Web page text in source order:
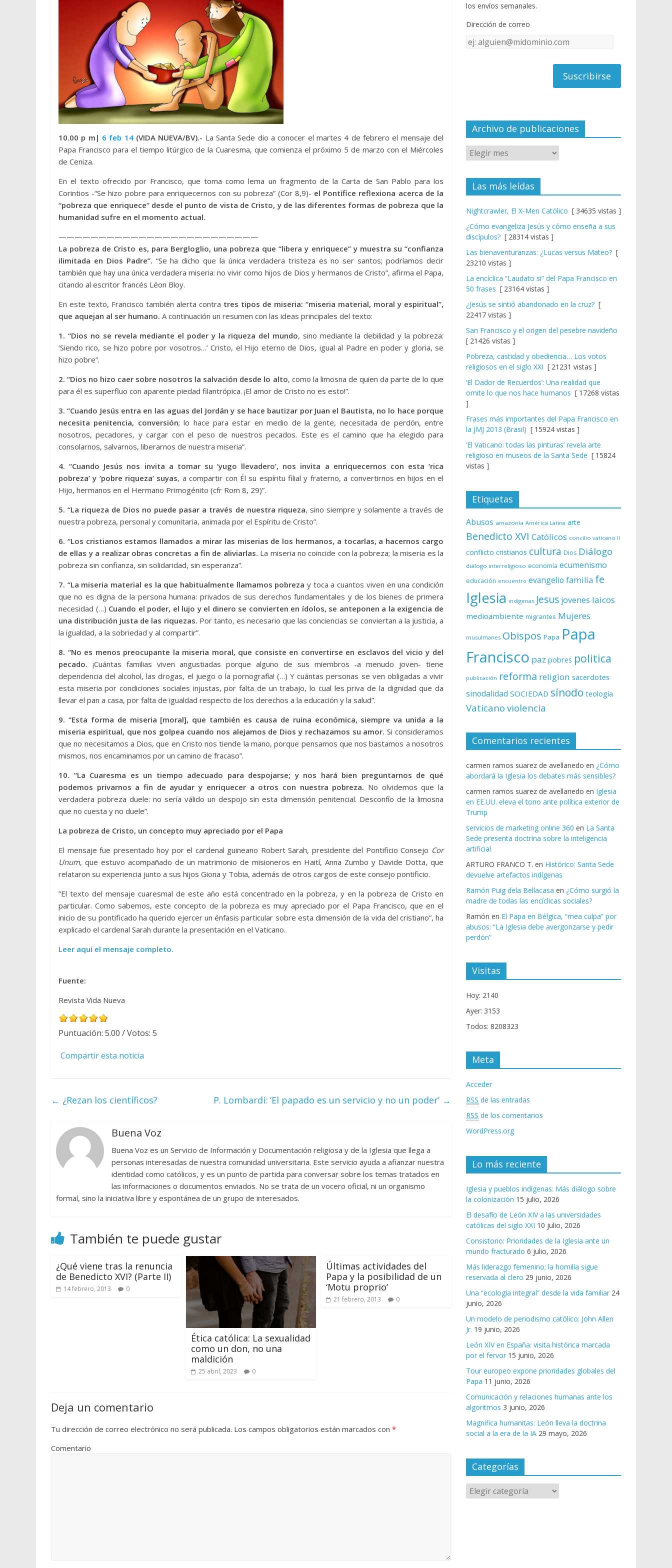
10.00 p m| 6 feb 14(VIDA NUEVA/BV).- La Santa Sede dio a conocer el martes 4 de febrero el mensaje del
Papa Francisco para el tiempo litúrgico de la Cuaresma, que comienza el próximo 5 de marzo con el Miércoles
de Ceniza.
En el texto ofrecido por Francisco, que toma como lema un fragmento de la Carta de San Pablo para los
Corintios -“Se hizo pobre para enriquecernos con su pobreza” (Cor 8,9)- el Pontífice reflexiona acerca de la
“pobreza que enriquece” desde el punto de vista de Cristo, y de las diferentes formas de pobreza que la
humanidad sufre en el momento actual.
—————————————————————————
La pobreza de Cristo es, para Bergloglio, una pobreza que “libera y enriquece” y muestra su “confianza
ilimitada en Dios Padre”. “Se ha dicho que la única verdadera tristeza es no ser santos; podríamos decir
también que hay una única verdadera miseria: no vivir como hijos de Dios y hermanos de Cristo”, afirma el Papa,
citando al escritor francés Léon Bloy.
En este texto, Francisco también alerta contra tres tipos de miseria: “miseria material, moral y espiritual”,
que aquejan al ser humano. A continuación un resumen con las ideas principales del texto:
1. “Dios no se revela mediante el poder y la riqueza del mundo, sino mediante la debilidad y la pobreza:
‘Siendo rico, se hizo pobre por vosotros…’ Cristo, el Hijo eterno de Dios, igual al Padre en poder y gloria, se
hizo pobre”.
2. “Dios no hizo caer sobre nosotros la salvación desde lo alto, como la limosna de quien da parte de lo que
para él es superfluo con aparente piedad filantrópica. ¡El amor de Cristo no es esto!”.
3. “Cuando Jesús entra en las aguas del Jordán y se hace bautizar por Juan el Bautista, no lo hace porque
necesita penitencia, conversión; lo hace para estar en medio de la gente, necesitada de perdón, entre
nosotros, pecadores, y cargar con el peso de nuestros pecados. Este es el camino que ha elegido para
consolarnos, salvarnos, liberarnos de nuestra miseria”.
4. “Cuando Jesús nos invita a tomar su ‘yugo llevadero’, nos invita a enriquecernos con esta ‘rica
pobreza’ y ‘pobre riqueza’ suyas, a compartir con Él su espíritu filial y fraterno, a convertirnos en hijos en el
Hijo, hermanos en el Hermano Primogénito (cfr Rom 8, 29)”.
5. “La riqueza de Dios no puede pasar a través de nuestra riqueza, sino siempre y solamente a través de
nuestra pobreza, personal y comunitaria, animada por el Espíritu de Cristo”.
6. “Los cristianos estamos llamados a mirar las miserias de los hermanos, a tocarlas, a hacernos cargo
de ellas y a realizar obras concretas a fin de aliviarlas. La miseria no coincide con la pobreza; la miseria es la
pobreza sin confianza, sin solidaridad, sin esperanza”.
7. “La miseria material es la que habitualmente llamamos pobreza y toca a cuantos viven en una condición
que no es digna de la persona humana: privados de sus derechos fundamentales y de los bienes de primera
necesidad (…) Cuando el poder, el lujo y el dinero se convierten en ídolos, se anteponen a la exigencia de
una distribución justa de las riquezas. Por tanto, es necesario que las conciencias se conviertan a la justicia, a
la igualdad, a la sobriedad y al compartir”.
8. “No es menos preocupante la miseria moral, que consiste en convertirse en esclavos del vicio y del
pecado. ¡Cuántas familias viven angustiadas porque alguno de sus miembros -a menudo joven- tiene
dependencia del alcohol, las drogas, el juego o la pornografía! (…) Y cuántas personas se ven obligadas a vivir
esta miseria por condiciones sociales injustas, por falta de un trabajo, lo cual les priva de la dignidad que da
llevar el pan a casa, por falta de igualdad respecto de los derechos a la educación y la salud”.
9. “Esta forma de miseria [moral], que también es causa de ruina económica, siempre va unida a la
miseria espiritual, que nos golpea cuando nos alejamos de Dios y rechazamos su amor. Si consideramos
que no necesitamos a Dios, que en Cristo nos tiende la mano, porque pensamos que nos bastamos a nosotros
mismos, nos encaminamos por un camino de fracaso”.
10. “La Cuaresma es un tiempo adecuado para despojarse; y nos hará bien preguntarnos de qué
podemos privarnos a fin de ayudar y enriquecer a otros con nuestra pobreza. No olvidemos que la
verdadera pobreza duele: no sería válido un despojo sin esta dimensión penitencial. Desconfío de la limosna
que no cuesta y no duele”.
La pobreza de Cristo, un concepto muy apreciado por el Papa
El mensaje fue presentado hoy por el cardenal guineano Robert Sarah, presidente del Pontificio Consejo Cor
Unum, que estuvo acompañado de un matrimonio de misioneros en Haití, Anna Zumbo y Davide Dotta, que
relataron su experiencia junto a sus hijos Giona y Tobia, además de otros cargos de este consejo pontificio.
“El texto del mensaje cuaresmal de este año está concentrado en la pobreza, y en la pobreza de Cristo en
particular. Como sabemos, este concepto de la pobreza es muy apreciado por el Papa Francisco, que en el
inicio de su pontificado ha querido ejercer un énfasis particular sobre esta dimensión de la vida del cristiano”, ha
explicado el cardenal Sarah durante la presentación en el Vaticano.
Leer aquí el mensaje completo.
Fuente:
Revista Vida Nueva
Puntuación: 5.00 / Votos: 5
Compartir esta noticia
← ¿Rezan los científicos? P. Lombardi: ‘El papado es un servicio y no un poder’ →
Buena Voz
Buena Voz es un Servicio de Información y Documentación religiosa y de la Iglesia que llega a
personas interesadas de nuestra comunidad universitaria. Este servicio ayuda a afianzar nuestra
identidad como católicos, y es un punto de partida para conversar sobre los temas tratados en
las informaciones o documentos enviados. No se trata de un vocero oficial, ni un organismo
formal, sino la iniciativa libre y espontánea de un grupo de interesados.
También te puede gustar
¿Qué viene tras la renuncia
de Benedicto XVI? (Parte II)
14 febrero, 2013 0
Ética católica: La sexualidad
como un don, no una
maldición
25 abril, 2023 0
Últimas actividades del
Papa y la posibilidad de un
‘Motu proprio’
21 febrero, 2013 0
Deja un comentario
Tu dirección de correo electrónico no será publicada. Los campos obligatorios están marcados con *
Comentario
o
k e
C
el
los envíos semanales.
Dirección de correo
Dirección
Archivo de publicaciones
Las más leídas
Nightcrawler, El X-Men Católico [ 34635 vistas ]
¿Cómo evangeliza Jesús y cómo enseña a sus
discípulos? [ 28314 vistas ]
Las bienaventuranzas: ¿Lucas versus Mateo? [
23210 vistas ]
La encíclica “Laudato si” del Papa Francisco en
50 frases [ 23164 vistas ]
¿Jesús se sintió abandonado en la cruz? [
22417 vistas ]
San Francisco y el origen del pesebre navideño
[ 21426 vistas ]
Pobreza, castidad y obediencia… Los votos
religiosos en el siglo XXI [ 21231 vistas ]
‘El Dador de Recuerdos’: Una realidad que
omite lo que nos hace humanos [ 17268 vistas
]
Frases más importantes del Papa Francisco en
la JMJ 2013 (Brasil) [ 15924 vistas ]
‘El Vaticano: todas las pinturas’ revela arte
religioso en museos de la Santa Sede [ 15824
vistas ]
Etiquetas
Abusos amazonía América Latina arte
Benedicto XVI Católicos concilio vaticano II
conflicto cristianos cultura Dios Diálogo
diálogo interreligioso economía ecumenismo
educación encuentro evangelio familia fe
Iglesia indígenas Jesus jovenes laicos
medioambiente migrantes Mujeres
musulmanes Obispos Papa Papa
Francisco paz pobres politica
publicación reforma religion sacerdotes
sinodalidad SOCIEDAD sínodo teología
Vaticano violencia
Comentarios recientes
carmen ramos suarez de avellanedo en ¿Cómo
abordará la Iglesia los debates más sensibles?
carmen ramos suarez de avellanedo en Iglesia
en EE.UU. eleva el tono ante política exterior de
Trump
servicios de marketing online 360 en La Santa
Sede presenta doctrina sobre la inteligencia
artificial
ARTURO FRANCO T. en Histórico: Santa Sede
devuelve artefactos indígenas
Ramón Puig dela Bellacasa en ¿Cómo surgió la
madre de todas las encíclicas sociales?
Ramón en El Papa en Bélgica, “mea culpa” por
abusos: “La Iglesia debe avergonzarse y pedir
perdón”
Visitas
Hoy: 2140
Ayer: 3153
Todos: 8208323
Meta
Acceder
RSS de las entradas
RSS de los comentarios
WordPress.org
Lo más reciente
Iglesia y pueblos indígenas: Más diálogo sobre
la colonización 15 julio, 2026
El desafío de León XIV a las universidades
católicas del siglo XXI 10 julio, 2026
Consistorio: Prioridades de la Iglesia ante un
mundo fracturado 6 julio, 2026
Más liderazgo femenino; la homilía sigue
reservada al clero 29 junio, 2026
Una “ecología integral” desde la vida familiar 24
junio, 2026
Un modelo de periodismo católico: John Allen
Jr. 19 junio, 2026
León XIV en España: visita histórica marcada
por el fervor 15 junio, 2026
Tour europeo expone prioridades globales del
Papa 11 junio, 2026
Comunicación y relaciones humanas ante los
algoritmos 3 junio, 2026
Magnifica humanitas: León lleva la doctrina
social a la era de la IA 29 mayo, 2026
Categorías